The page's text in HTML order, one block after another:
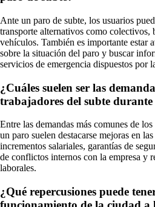
Ante un paro de subte, los usuarios
transporte alternativos como
vehículos. También es importante estar
sobre la situación del paro y buscar
servicios de emergencia dispuestos por
¿Cuáles suelen ser las
trabajadores del subte
Entre las demandas más comunes de
un paro suelen destacarse mejoras en
incrementos salariales, garantías de
de conflictos internos con la empresa y
laborales.
¿Qué repercusiones puede